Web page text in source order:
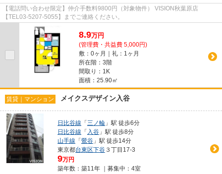
【電話問い合わせ限定】仲介手数料9800円（対象物件） VISION秋葉原店
【TEL03-5207-5055】までご連絡ください。
8.9万円
(管理費・共益費 5,000円)
敷：0ヶ月｜礼：1ヶ月
所在階：3階
間取り：1K
面積：25.90㎡
賃貸｜マンション メイクスデザイン入谷
日比谷線 「三ノ輪 」駅 徒歩6分
日比谷線 「 入谷 」駅 徒歩8分
山手線 「鶯谷 」駅 徒歩14分
東京都台東区下谷 ３丁目17-3
9万円
築年数：築11年 ｜募集中： 4室